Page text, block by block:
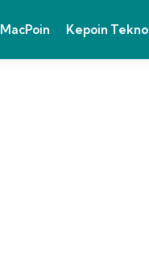
MacPoin Kepoin Tekno